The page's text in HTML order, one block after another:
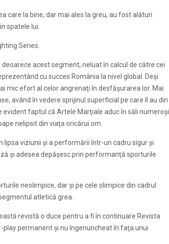
care la bine, dar mai ales la greu, au fost alături
spatele lui.
Series
acest segment, neluat în calcul de către cei
cu succes România la nivel global. Deşi
mic efort al celor angrenaţi în desfăşurarea lor. Mai
având în vedere sprijinul superficial pe care îl au din
faptul că Artele Marţiale aduc în săli numeroşi
nelipsit din viaţa oricărui om.
viziunii şi a performării într-un cadru sigur şi
şi adesea depăşesc prin performanţă sporturile
neolimpice, dar şi pe cele olimpice din cadrul
atletică grea.
revistă o duce pentru a fi în continuare Revista
permanent şi nu îngenuncheat în faţa unui